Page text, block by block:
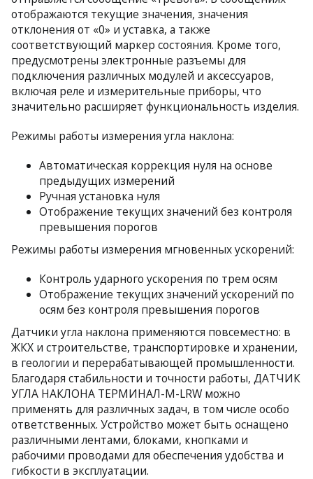
отображаются текущие значения, значения
отклонения от «0» и уставка, а также
соответствующий маркер состояния. Кроме того,
предусмотрены электронные разъемы для
подключения различных модулей и аксессуаров,
включая реле и измерительные приборы, что
значительно расширяет функциональность изделия.
Режимы работы измерения угла наклона:
Автоматическая коррекция нуля на основе
предыдущих измерений
Ручная установка нуля
Отображение текущих значений без контроля
превышения порогов
Режимы работы измерения мгновенных ускорений:
Контроль ударного ускорения по трем осям
Отображение текущих значений ускорений по
осям без контроля превышения порогов
Датчики угла наклона применяются повсеместно: в
ЖКХ и строительстве, транспортировке и хранении,
в геологии и перерабатывающей промышленности.
Благодаря стабильности и точности работы, ДАТЧИК
УГЛА НАКЛОНА ТЕРМИНАЛ-М-LRW можно
применять для различных задач, в том числе особо
ответственных. Устройство может быть оснащено
различными лентами, блоками, кнопками и
рабочими проводами для обеспечения удобства и
гибкости в эксплуатации.